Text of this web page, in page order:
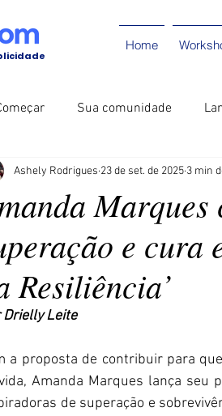
Home
Sua comunidade
e cura
Resiliência’
Ashely Rodrigues 23 de set. de 2025 3 min
Drielly Leite
a proposta de contribuir para
Amanda Marques lança seu
de superação e